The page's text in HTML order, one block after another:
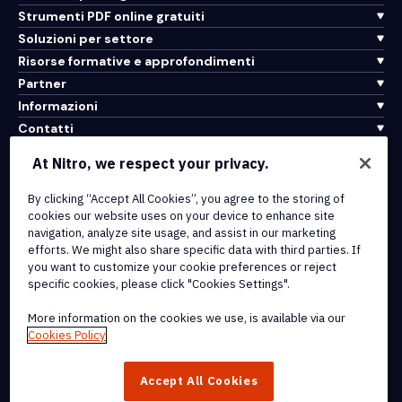
Strumenti PDF online gratuiti
Soluzioni per settore
Risorse formative e approfondimenti
Partner
Informazioni
Contatti
Integrazioni e connettività API
Termini di servizio
Politica sui cookie
Politica sul copyright
Tutti i termini e le politiche
© 2026 Nitro Software, Inc. Tutti i diritti riservati.
Sign e Nitro Analytics sono marchi e/o marchi registrati di Nitro
At Nitro, we respect your privacy.
By clicking “Accept All Cookies”, you agree to the storing of
cookies our website uses on your device to enhance site
navigation, analyze site usage, and assist in our marketing
efforts. We might also share specific data with third parties. If
you want to customize your cookie preferences or reject
specific cookies, please click "Cookies Settings".
More information on the cookies we use, is available via our
Cookies Policy
Accept All Cookies